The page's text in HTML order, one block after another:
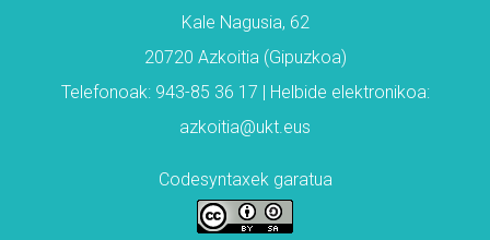
Kale Nagusia, 62
20720 Azkoitia (Gipuzkoa)
Telefonoak: 943-85 36 17 | Helbide elektronikoa:
azkoitia@ukt.eus
Codesyntaxek garatua